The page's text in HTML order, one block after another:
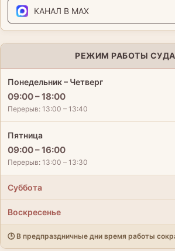
КАНАЛ В MAX
РЕЖИМ РАБОТЫ СУДА
Понедельник – Четверг
09:00 – 18:00
Перерыв: 13:00 – 13:40
Пятница
09:00 – 16:00
Перерыв: 13:00 – 13:30
Суббота
Воскресенье
🕒 В предпраздничные дни время работы